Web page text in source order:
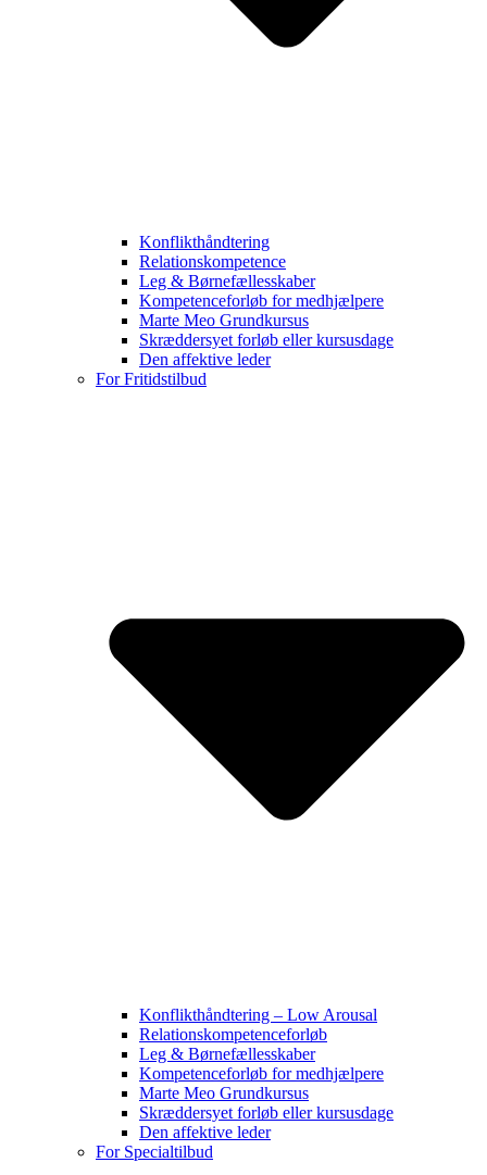
Konflikthåndtering
Relationskompetence
Leg & Børnefællesskaber
Kompetenceforløb for medhjælpere
Marte Meo Grundkursus
Skræddersyet forløb eller kursusdage
Den affektive leder
For Fritidstilbud
Konflikthåndtering – Low Arousal
Relationskompetenceforløb
Leg & Børnefællesskaber
Kompetenceforløb for medhjælpere
Marte Meo Grundkursus
Skræddersyet forløb eller kursusdage
Den affektive leder
For Specialtilbud